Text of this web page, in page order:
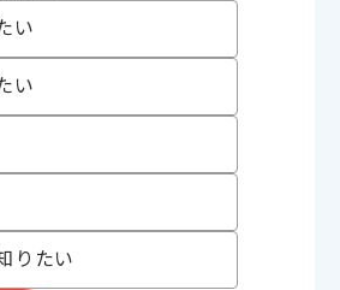
い
い
りたい